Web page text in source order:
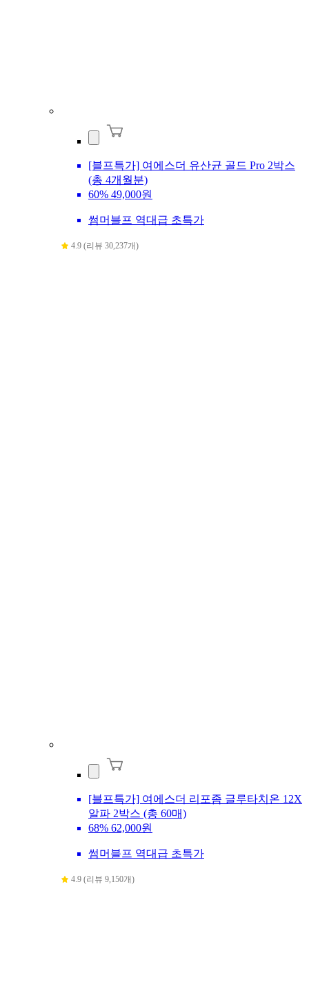
[블프특가] 여에스더 유산균 골드 Pro 2박스
(총 4개월분)
60% 49,000원
썸머블프 역대급 초특가
4.9 (리뷰 30,237개)
[블프특가] 여에스더 리포좀 글루타치온 12X
알파 2박스 (총 60매)
68% 62,000원
썸머블프 역대급 초특가
4.9 (리뷰 9,150개)